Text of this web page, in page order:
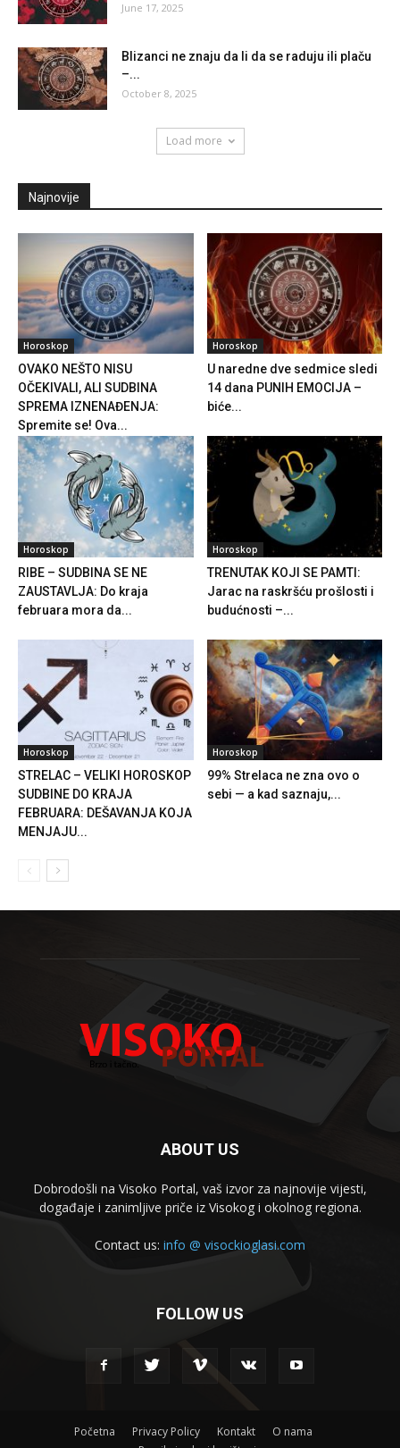
June 17, 2025
Blizanci ne znaju da li da se raduju ili plaču
–...
October 8, 2025
Load more
Najnovije
Horoskop
OVAKO NEŠTO NISU
OČEKIVALI, ALI SUDBINA
SPREMA IZNENAĐENJA:
Spremite se! Ova...
Horoskop
U naredne dve sedmice sledi
14 dana PUNIH EMOCIJA –
biće...
Horoskop
RIBE – SUDBINA SE NE
ZAUSTAVLJA: Do kraja
februara mora da...
Horoskop
TRENUTAK KOJI SE PAMTI:
Jarac na raskršću prošlosti i
budućnosti –...
Horoskop
STRELAC – VELIKI HOROSKOP
SUDBINE DO KRAJA
FEBRUARA: DEŠAVANJA KOJA
MENJAJU...
Horoskop
99% Strelaca ne zna ovo o
sebi — a kad saznaju,...
ABOUT US
Dobrodošli na Visoko Portal, vaš izvor za najnovije vijesti,
događaje i zanimljive priče iz Visokog i okolnog regiona.
Contact us: info @ visockioglasi.com
FOLLOW US
Početna Privacy Policy Kontakt
O nama